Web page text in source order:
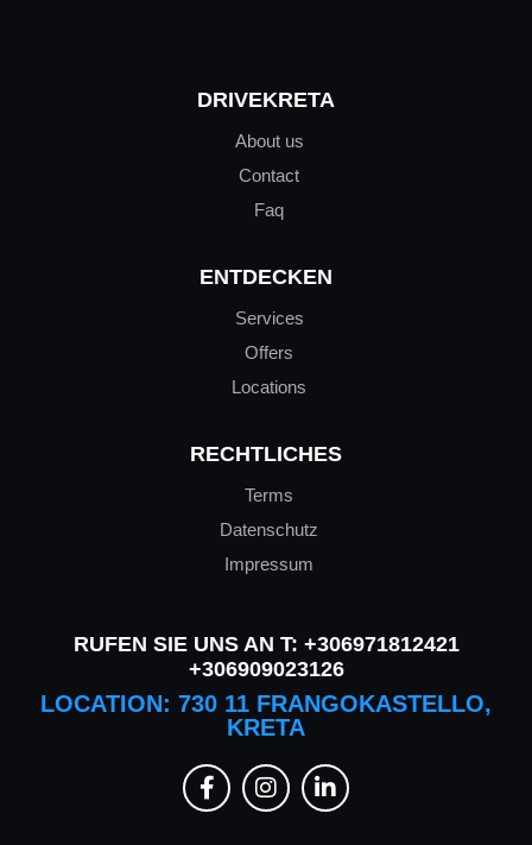
DRIVEKRETA
About us
Contact
Faq
ENTDECKEN
Services
Offers
Locations
RECHTLICHES
Terms
Datenschutz
Impressum
RUFEN SIE UNS AN T: +306971812421
+306909023126
LOCATION: 730 11 FRANGOKASTELLO,
KRETA